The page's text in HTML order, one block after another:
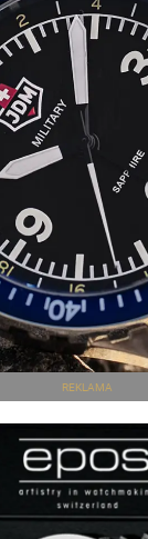
REKLAMA